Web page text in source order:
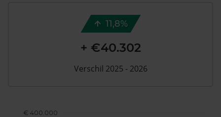
€ 400.000
11,8%
+ €40.302
Verschil 2025 - 2026